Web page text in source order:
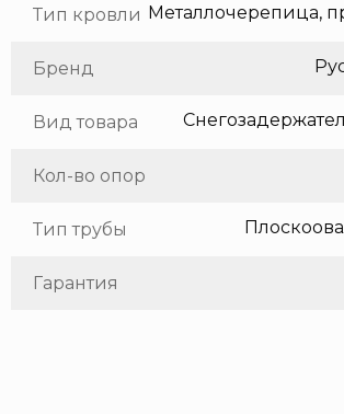
Тип кровли
Бренд
Вид товара
Кол-во опор
Тип трубы
Гарантия